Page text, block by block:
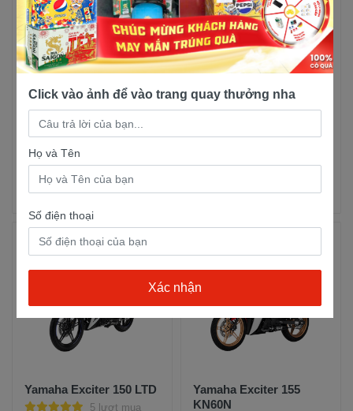
Yamaha Exciter 155 GP
5 lượt mua
51,000,000đ 50,200,000đ
Trả góp
Xem chi
5 lượt mua
54,500,000đ 54,500,000đ
Trả góp
Xem chi
Yamaha Exciter 150 LTD
5 lượt mua
Yamaha Exciter 155
KN60N
Click vào ảnh để vào trang quay thưởng nha
Họ và Tên
Số điện thoại